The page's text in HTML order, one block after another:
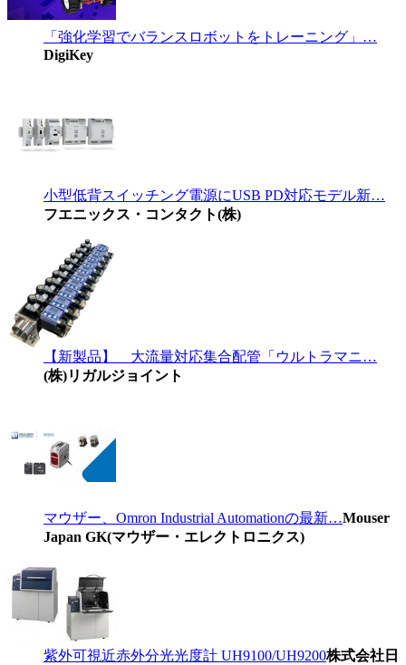
「強化学習でバランスロボットをトレーニング」…
DigiKey
小型低背スイッチング電源にUSB PD対応モデル新…
フエニックス・コンタクト(株)
【新製品】 大流量対応集合配管「ウルトラマニ…
(株)リガルジョイント
マウザー、Omron Industrial Automationの最新…Mouser
Japan GK(マウザー・エレクトロニクス)
紫外可視近赤外分光光度計 UH9100/UH9200株式会社日